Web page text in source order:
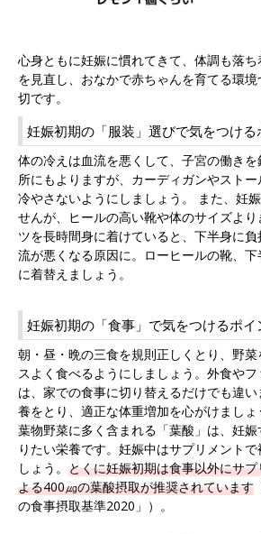
心身ともに妊娠に慣れてきて、体調も落
を見直し、おなかで赤ちゃんを育てる環
切です。
妊娠初期の「服装」選びで気をつける
体の冷えは血流を悪くして、子宮の働き
所にもよりますが、カーディガンやスト
冷やさないようにしましょう。 また、妊
せんが、ヒールの高い靴や体のサイズよ
ツを長時間身に着けていると、下半身に
流が悪くなる原因に。ローヒールの靴、
に着替えましょう。
妊娠初期の「食事」で気をつけるポイ
朝・昼・晩の三食を規則正しくとり、野
スよく食べるようにしましょう。外食や
は、家での食事に切り替えるだけでも違
養をとり、適正な体重増加を心がけましょ
葉物野菜に多く含まれる「葉酸」は、妊
りたい栄養です。妊娠中はサプリメント
しょう。 とくに妊娠初期は食事以外にサ
よる400㎍の葉酸摂取が推奨されています
の食事摂取基準2020」）。